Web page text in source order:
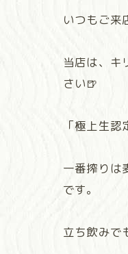
いつもご来
当店は、キ
さい🍺
「極上生
一番搾りは
です。
立ち飲みで